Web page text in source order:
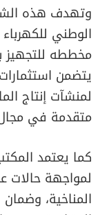
وتهدف هذه
الوطني
مخططه للتجهيز
يتضمن
لمنشآت إنتاج
متقدمة في مجال
كما يعتمد
لمواجهة حالات
المناخية،